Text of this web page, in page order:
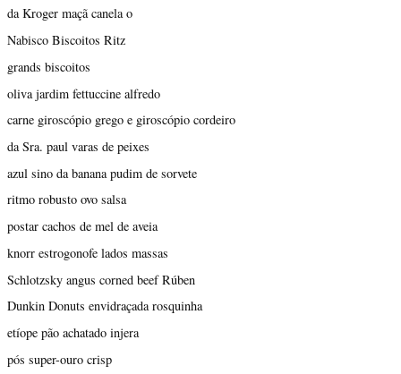
da Kroger maçã canela o
Nabisco Biscoitos Ritz
grands biscoitos
oliva jardim fettuccine alfredo
carne giroscópio grego e giroscópio cordeiro
da Sra. paul varas de peixes
azul sino da banana pudim de sorvete
ritmo robusto ovo salsa
postar cachos de mel de aveia
knorr estrogonofe lados massas
Schlotzsky angus corned beef Rúben
Dunkin Donuts envidraçada rosquinha
etíope pão achatado injera
pós super-ouro crisp